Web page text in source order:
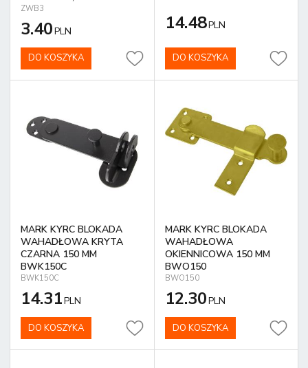
ZWB3
3.40PLN
DO KOSZYKA
14.48PLN
DO KOSZYKA
MARK KYRC BLOKADA
WAHADŁOWA KRYTA
CZARNA 150 MM
BWK150C
BWK150C
14.31PLN
DO KOSZYKA
MARK KYRC BLOKADA
WAHADŁOWA
OKIENNICOWA 150 MM
BWO150
BWO150
12.30PLN
DO KOSZYKA